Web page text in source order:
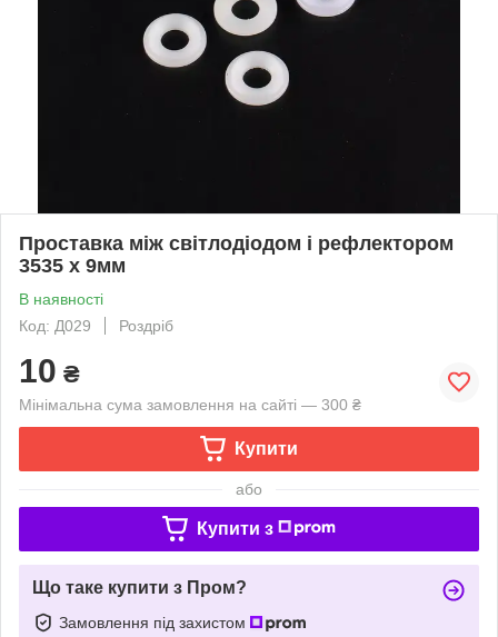
Проставка між світлодіодом і рефлектором
3535 x 9мм
В наявності
Код: Д029
Роздріб
10 ₴
Мінімальна сума замовлення на сайті — 300 ₴
Купити
або
Купити з
Що таке купити з Пром?
Замовлення під захистом